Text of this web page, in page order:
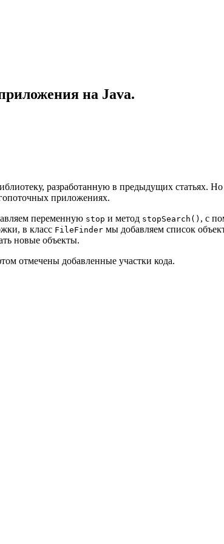
на Java.
разработанную в предыдущих статьях.
приложениях.
переменную stop и метод stopSearch() , с
в класс FileFinder мы добавляем список
новые объекты.
отмечены добавленные участки кода.